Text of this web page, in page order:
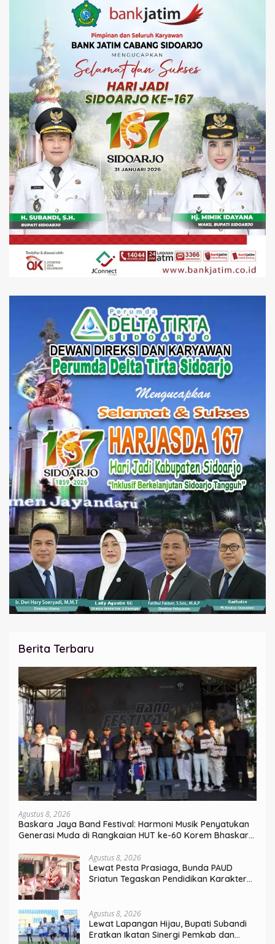
Berita Terbaru
Agustus 8, 2026
Baskara Jaya Band Festival: Harmoni Musik Penyatukan
Generasi Muda di Rangkaian HUT ke-60 Korem Bhaskara
Agustus 8, 2026
Lewat Pesta Prasiaga, Bunda PAUD
Sriatun Tegaskan Pendidikan Karakter
Agustus 8, 2026
Lewat Lapangan Hijau, Bupati Subandi
Eratkan Ikatan Sinergi Pemkab dan